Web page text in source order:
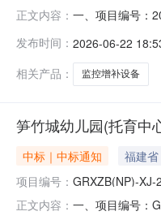
正文内容： 一、项目编号：
数量成交单价（
发布时间： 2026-06-22
相关产品：
监控增补设备
笋竹城幼儿园(托育中
中标｜中标通知 福建
项目编号： GRXZB(NP)-XJ-
正文内容： 一、项目编号：